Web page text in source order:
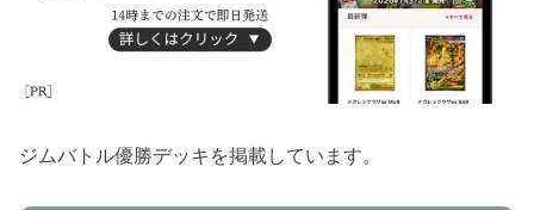
ジムバトル優勝デッキを掲載しています。